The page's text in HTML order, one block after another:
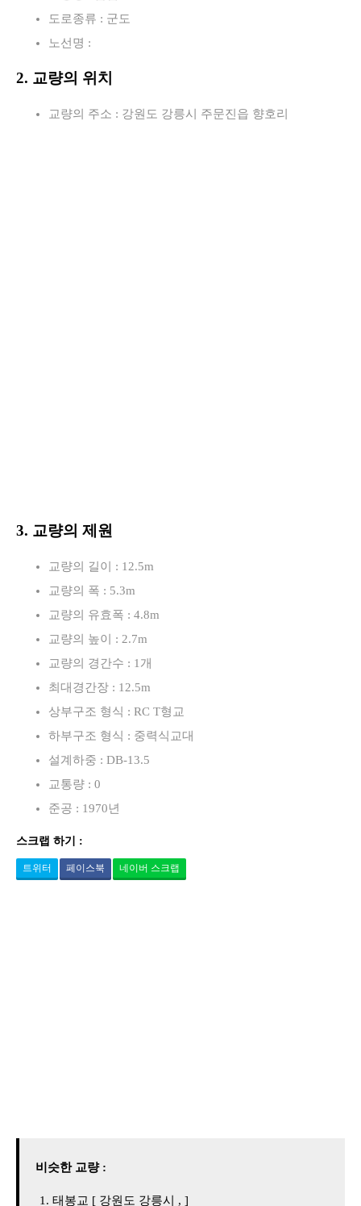
도로종류 : 군도
노선명 :
2. 교량의 위치
교량의 주소 : 강원도 강릉시 주문진읍 향호리
3. 교량의 제원
교량의 길이 : 12.5m
교량의 폭 : 5.3m
교량의 유효폭 : 4.8m
교량의 높이 : 2.7m
교량의 경간수 : 1개
최대경간장 : 12.5m
상부구조 형식 : RC T형교
하부구조 형식 : 중력식교대
설계하중 : DB-13.5
교통량 : 0
준공 : 1970년
스크랩 하기 :
트위터 페이스북 네이버 스크랩
비슷한 교량 :
태봉교 [ 강원도 강릉시 , ]